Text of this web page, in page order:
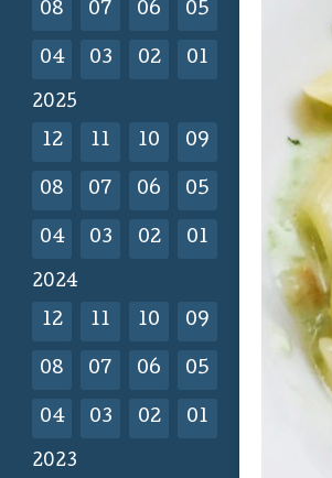
08 07 06 05
04 03 02 01
2025
12 11 10 09
08 07 06 05
04 03 02 01
2024
12 11 10 09
08 07 06 05
04 03 02 01
2023